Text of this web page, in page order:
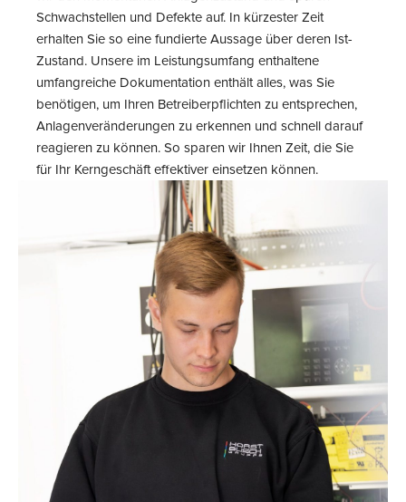
Schwachstellen und Defekte auf. In kürzester Zeit
erhalten Sie so eine fundierte Aussage über deren Ist-
Zustand. Unsere im Leistungsumfang enthaltene
umfangreiche Dokumentation enthält alles, was Sie
benötigen, um Ihren Betreiberpflichten zu entsprechen,
Anlagenveränderungen zu erkennen und schnell darauf
reagieren zu können. So sparen wir Ihnen Zeit, die Sie
für Ihr Kerngeschäft effektiver einsetzen können.